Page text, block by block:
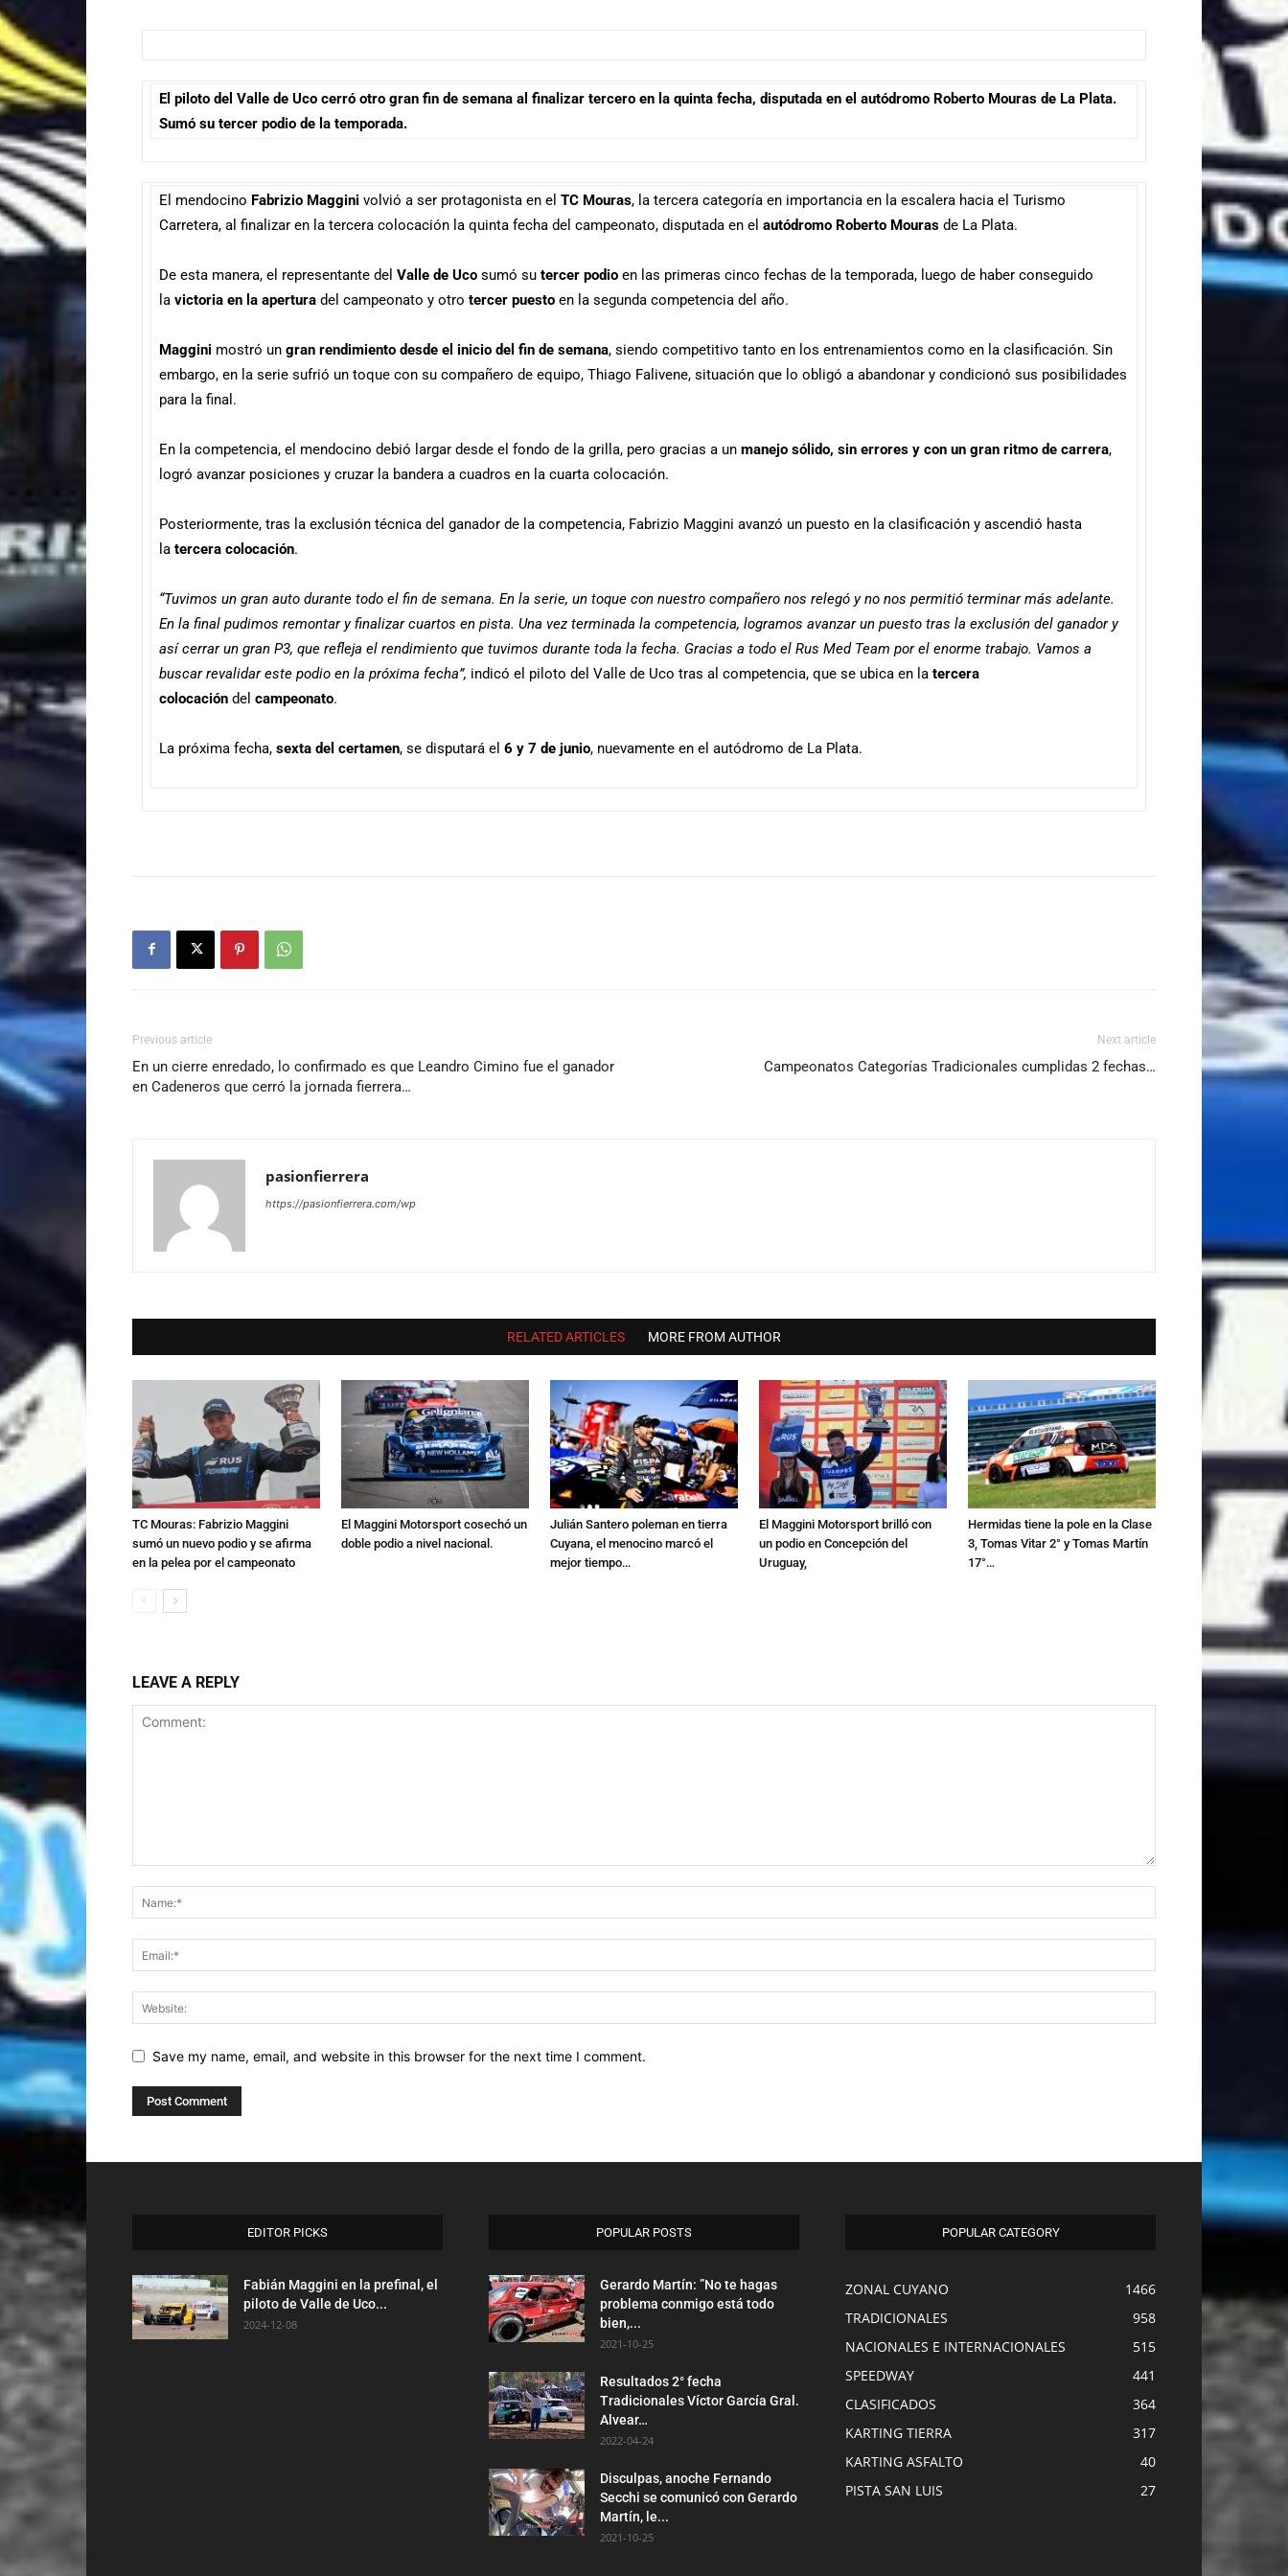
El piloto del Valle de Uco cerró otro gran fin de semana al finalizar tercero en la quinta fecha, disputada en el autódromo Roberto Mouras de La Plata.
Sumó su tercer podio de la temporada.
El mendocino Fabrizio Maggini volvió a ser protagonista en el TC Mouras, la tercera categoría en importancia en la escalera hacia el Turismo
Carretera, al finalizar en la tercera colocación la quinta fecha del campeonato, disputada en el autódromo Roberto Mouras de La Plata.
De esta manera, el representante del Valle de Uco sumó su tercer podio en las primeras cinco fechas de la temporada, luego de haber conseguido
la victoria en la apertura del campeonato y otro tercer puesto en la segunda competencia del año.
Maggini mostró un gran rendimiento desde el inicio del fin de semana, siendo competitivo tanto en los entrenamientos como en la clasificación. Sin
embargo, en la serie sufrió un toque con su compañero de equipo, Thiago Falivene, situación que lo obligó a abandonar y condicionó sus posibilidades
para la final.
En la competencia, el mendocino debió largar desde el fondo de la grilla, pero gracias a un manejo sólido, sin errores y con un gran ritmo de carrera,
logró avanzar posiciones y cruzar la bandera a cuadros en la cuarta colocación.
Posteriormente, tras la exclusión técnica del ganador de la competencia, Fabrizio Maggini avanzó un puesto en la clasificación y ascendió hasta
la tercera colocación.
“Tuvimos un gran auto durante todo el fin de semana. En la serie, un toque con nuestro compañero nos relegó y no nos permitió terminar más adelante.
En la final pudimos remontar y finalizar cuartos en pista. Una vez terminada la competencia, logramos avanzar un puesto tras la exclusión del ganador y
así cerrar un gran P3, que refleja el rendimiento que tuvimos durante toda la fecha. Gracias a todo el Rus Med Team por el enorme trabajo. Vamos a
buscar revalidar este podio en la próxima fecha”, indicó el piloto del Valle de Uco tras al competencia, que se ubica en la tercera
colocación del campeonato.
La próxima fecha, sexta del certamen, se disputará el 6 y 7 de junio, nuevamente en el autódromo de La Plata.
Previous article
En un cierre enredado, lo confirmado es que Leandro Cimino fue el ganador
en Cadeneros que cerró la jornada fierrera…
Next article
Campeonatos Categorías Tradicionales cumplidas 2 fechas…
pasionfierrera
https://pasionfierrera.com/wp
RELATED ARTICLES MORE FROM AUTHOR
TC Mouras: Fabrizio Maggini
sumó un nuevo podio y se afirma
en la pelea por el campeonato
El Maggini Motorsport cosechó un
doble podio a nivel nacional.
Julián Santero poleman en tierra
Cuyana, el menocino marcó el
mejor tiempo…
El Maggini Motorsport brilló con
un podio en Concepción del
Uruguay,
Hermidas tiene la pole en la Clase
3, Tomas Vitar 2° y Tomas Martín
17°…
LEAVE A REPLY
Save my name, email, and website in this browser for the next time I comment.
EDITOR PICKS
Fabián Maggini en la prefinal, el
piloto de Valle de Uco...
2024-12-08
POPULAR POSTS
Gerardo Martín: ”No te hagas
problema conmigo está todo
bien,...
2021-10-25
Resultados 2° fecha
Tradicionales Víctor García Gral.
Alvear…
2022-04-24
Disculpas, anoche Fernando
Secchi se comunicó con Gerardo
Martín, le...
2021-10-25
POPULAR CATEGORY
ZONAL CUYANO
1466
TRADICIONALES
958
NACIONALES E INTERNACIONALES
515
SPEEDWAY
441
CLASIFICADOS
364
KARTING TIERRA
317
KARTING ASFALTO
40
PISTA SAN LUIS
27